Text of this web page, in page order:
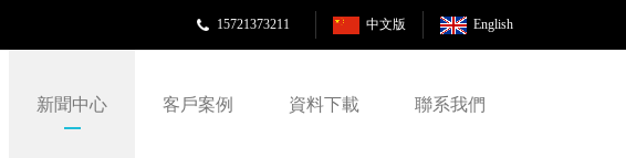
English
中文版
15721373211
新聞中心 客戶案例 資料下載 聯系我們